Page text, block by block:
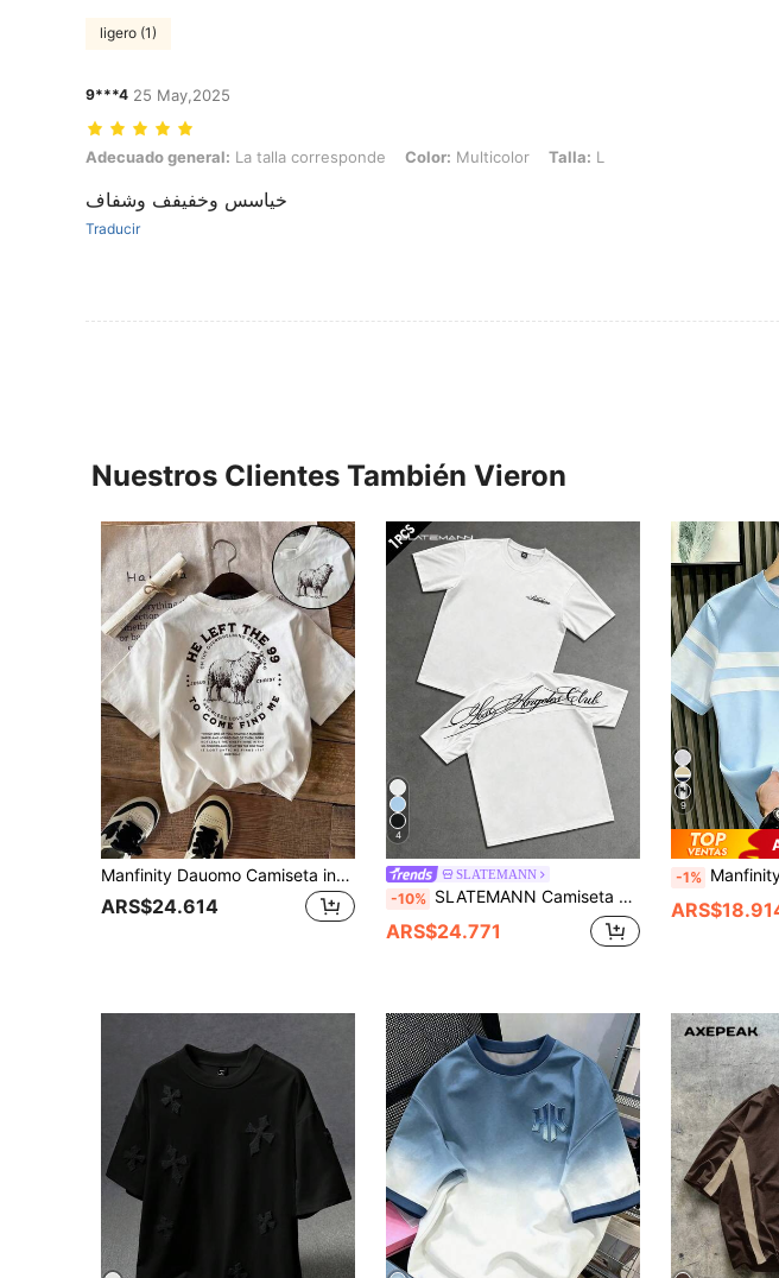
ligero (1)
9***4 25 May,2025
Adecuado general: La talla corresponde, Color: Multicolor, Talla: L
Adecuado general: La talla corresponde Color: Multicolor Talla: L
خياسس وخفيفف وشفاف
Traducir
Nuestros Clientes También Vieron
Manfinity Dauomo Camiseta inspiradora de fe con versículo bíblico "Dejó a 99 para venir a buscarme" para hombres cristianos
ARS$24.614
4
SLATEMANN
-10% SLATEMANN Camiseta de manga corta para hombre, estampado de letra grande en la espalda, diseño de fuente inglesa escrita a mano, moda callejera, camiseta casual versátil, estampado de manga raglán, adecuada para el hogar, salidas, regalos para hijo o esposo
ARS$24.771
9
-1% Manfinity Hypemode Camiseta de